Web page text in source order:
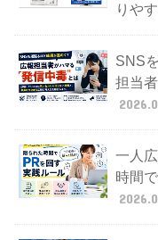
りや
SNS
担当
一人
時間